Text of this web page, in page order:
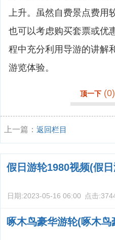
上升。虽然自费景点费用
也可以考虑购买套票或优
程中充分利用导游的讲解
游览体验。
顶一下 (0)
上一篇： 返回栏目
假日游轮1980视频(假
日期:2023-05-16 06:00 点击:
啄木鸟豪华游轮(啄木